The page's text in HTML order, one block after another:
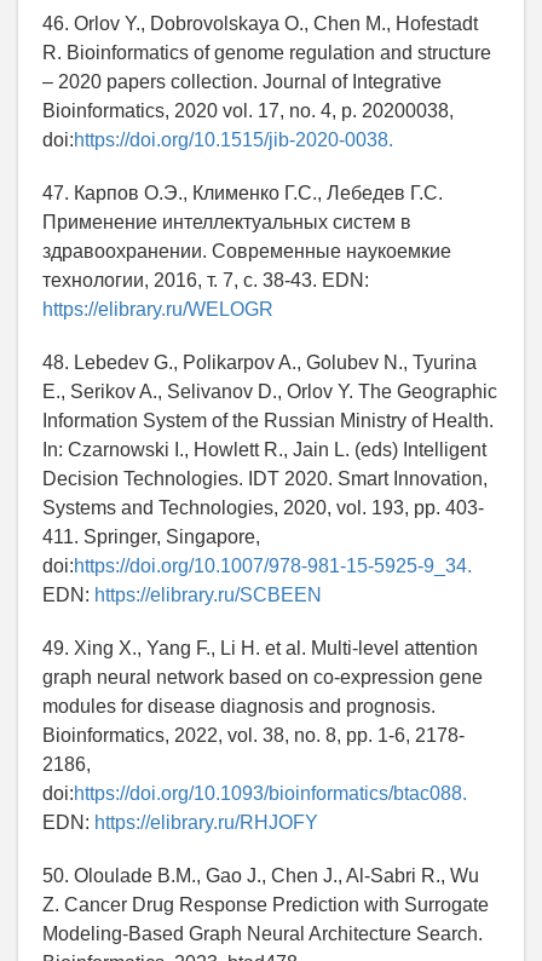
46. Orlov Y., Dobrovolskaya O., Chen M., Hofestadt
R. Bioinformatics of genome regulation and structure
– 2020 papers collection. Journal of Integrative
Bioinformatics, 2020 vol. 17, no. 4, p. 20200038,
doi:https://doi.org/10.1515/jib-2020-0038.
47. Карпов О.Э., Клименко Г.С., Лебедев Г.С.
Применение интеллектуальных систем в
здравоохранении. Современные наукоемкие
технологии, 2016, т. 7, с. 38-43. EDN:
https://elibrary.ru/WELOGR
48. Lebedev G., Polikarpov A., Golubev N., Tyurina
E., Serikov A., Selivanov D., Orlov Y. The Geographic
Information System of the Russian Ministry of Health.
In: Czarnowski I., Howlett R., Jain L. (eds) Intelligent
Decision Technologies. IDT 2020. Smart Innovation,
Systems and Technologies, 2020, vol. 193, pp. 403-
411. Springer, Singapore,
doi:https://doi.org/10.1007/978-981-15-5925-9_34.
EDN: https://elibrary.ru/SCBEEN
49. Xing X., Yang F., Li H. et al. Multi-level attention
graph neural network based on co-expression gene
modules for disease diagnosis and prognosis.
Bioinformatics, 2022, vol. 38, no. 8, pp. 1-6, 2178-
2186,
doi:https://doi.org/10.1093/bioinformatics/btac088.
EDN: https://elibrary.ru/RHJOFY
50. Oloulade B.M., Gao J., Chen J., Al-Sabri R., Wu
Z. Cancer Drug Response Prediction with Surrogate
Modeling-Based Graph Neural Architecture Search.